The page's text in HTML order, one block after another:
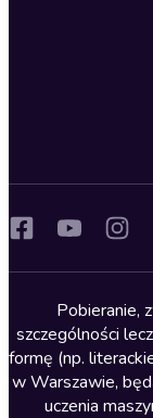
Pobieranie,
szczególności
formę (np.
w Warszawie,
uczenia